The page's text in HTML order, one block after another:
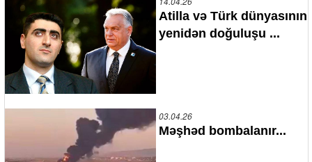
Atilla və Türk dünyasının
yenidən doğuluşu ...
03.04.26
Məşhəd bombalanır...